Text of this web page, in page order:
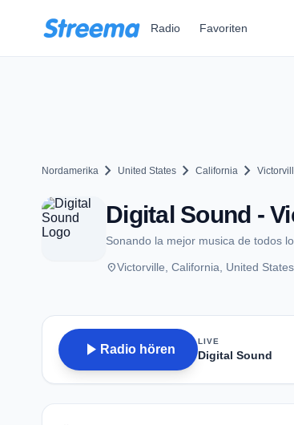
Radio Favoriten
Nordamerika chevron_right United States chevron_right California chevron_right
Digital Sound -
Sonando la mejor musica de todos
placeVictorville, California, United States
play_arrow Radio hören
LIVE
Digital Sound